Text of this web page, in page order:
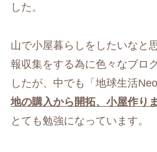
した。
山で小屋暮らしをしたいなと
報収集をする為に色々なブロ
したが、中でも「地球生活
地の購入から開拓、小屋作り
とても勉強になっています。